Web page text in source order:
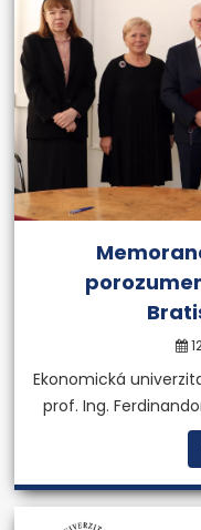
Ekonomická
prof. Ing.